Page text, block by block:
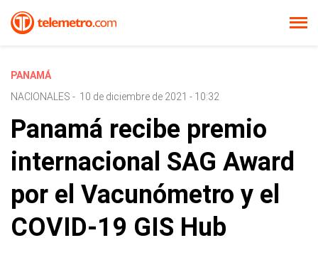
PANAMÁ
NACIONALES - 10 de diciembre de 2021 - 10:32
Panamá recibe premio
internacional SAG Award
por el Vacunómetro y el
COVID-19 GIS Hub